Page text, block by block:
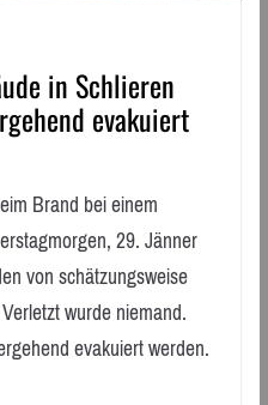
in Schlieren
evakuiert
Brand bei einem
29. Jänner
von schätzungsweise
wurde niemand.
evakuiert werden.